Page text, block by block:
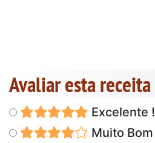
Avaliar esta receita
Excelente !
Muito Bom